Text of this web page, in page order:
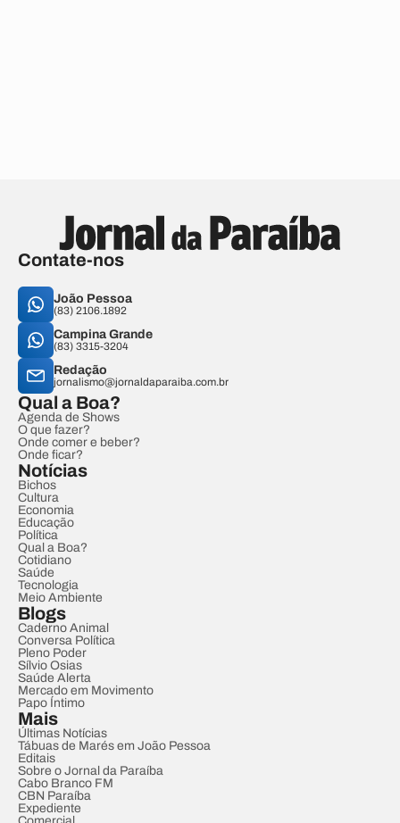
Contate-nos
João Pessoa
(83) 2106.1892
Campina Grande
(83) 3315-3204
Redação
jornalismo@jornaldaparaiba.com.br
Qual a Boa?
Agenda de Shows
O que fazer?
Onde comer e beber?
Onde ficar?
Notícias
Bichos
Cultura
Economia
Educação
Política
Qual a Boa?
Cotidiano
Saúde
Tecnologia
Meio Ambiente
Blogs
Caderno Animal
Conversa Política
Pleno Poder
Sílvio Osias
Saúde Alerta
Mercado em Movimento
Papo Íntimo
Mais
Últimas Notícias
Tábuas de Marés em João Pessoa
Editais
Sobre o Jornal da Paraíba
Cabo Branco FM
CBN Paraíba
Expediente